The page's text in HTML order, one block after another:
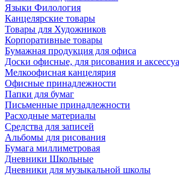
Языки Филология
Канцелярские товары
Товары для Художников
Корпоративные товары
Бумажная продукция для офиса
Доски офисные, для рисования и
Мелкоофисная канцелярия
Офисные принадлежности
Папки для бумаг
Письменные принадлежности
Расходные материалы
Средства для записей
Альбомы для рисования
Бумага миллиметровая
Дневники Школьные
Дневники для музыкальной школы